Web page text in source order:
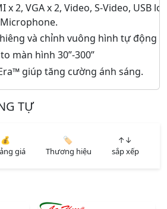
x 2, VGA x 2, Video, S-Video, USB
Microphone.
và chỉnh vuông hình tự động
màn hình 30”-300”
giúp tăng cường ánh sáng.
TỰ
💰
giá
🏷️
Thương hiệu
↑↓
sắp xếp